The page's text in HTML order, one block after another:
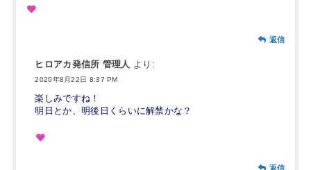
返信
ヒロアカ発信所 管理人 より:
2020年8月22日 8:37 PM
楽しみですね！
明日とか、明後日くらいに解禁かな？
返信